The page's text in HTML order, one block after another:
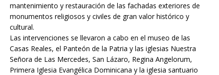
mantenimiento y restauración de las fachadas exteriores de
monumentos religiosos y civiles de gran valor histórico y
cultural.
Las intervenciones se llevaron a cabo en el museo de las
Casas Reales, el Panteón de la Patria y las iglesias Nuestra
Señora de Las Mercedes, San Lázaro, Regina Angelorum,
Primera Iglesia Evangélica Dominicana y la iglesia santuario